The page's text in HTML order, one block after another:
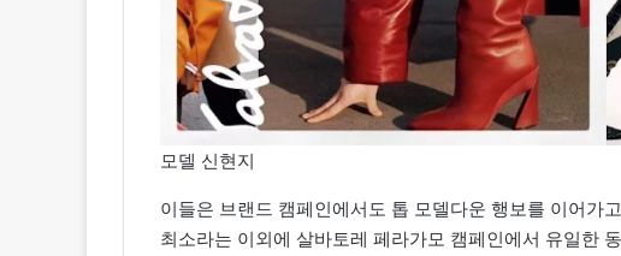
모델 신현지
이들은 브랜드 캠페인에서도 톱 모델다운 행보를 이어가
최소라는 이외에 살바토레 페라가모 캠페인에서 유일한